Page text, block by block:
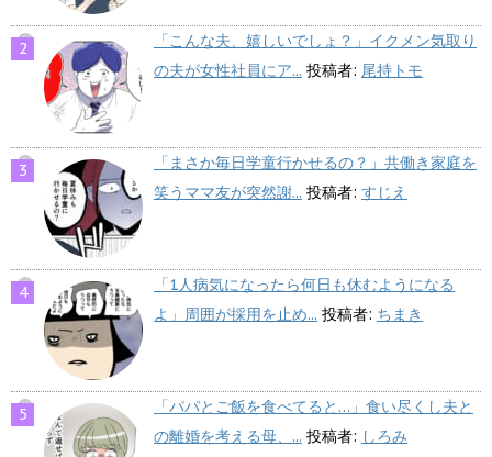
「こんな夫、嬉しいでしょ？」イクメン気取り
の夫が女性社員にア... 投稿者: 尾持トモ
「まさか毎日学童行かせるの？」共働き家庭を
笑うママ友が突然謝... 投稿者: すじえ
「1人病気になったら何日も休むようになる
よ」周囲が採用を止め... 投稿者: ちまき
「パパとご飯を食べてると…」食い尽くし夫と
の離婚を考える母、... 投稿者: しろみ